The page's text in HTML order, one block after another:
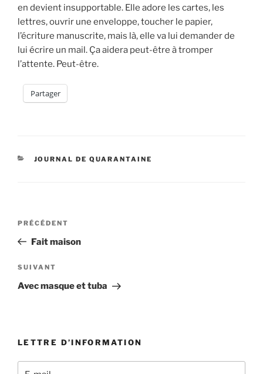
en devient insupportable. Elle adore les cartes, les
lettres, ouvrir une enveloppe, toucher le papier,
l’écriture manuscrite, mais là, elle va lui demander de
lui écrire un mail. Ça aidera peut-être à tromper
l’attente. Peut-être.
Partager
CATÉGORIES
JOURNAL DE QUARANTAINE
Navigation
l’article
Article
précédent
PRÉCÉDENT
Fait maison
Article
suivant
SUIVANT
Avec masque et tuba
LETTRE D’INFORMATION